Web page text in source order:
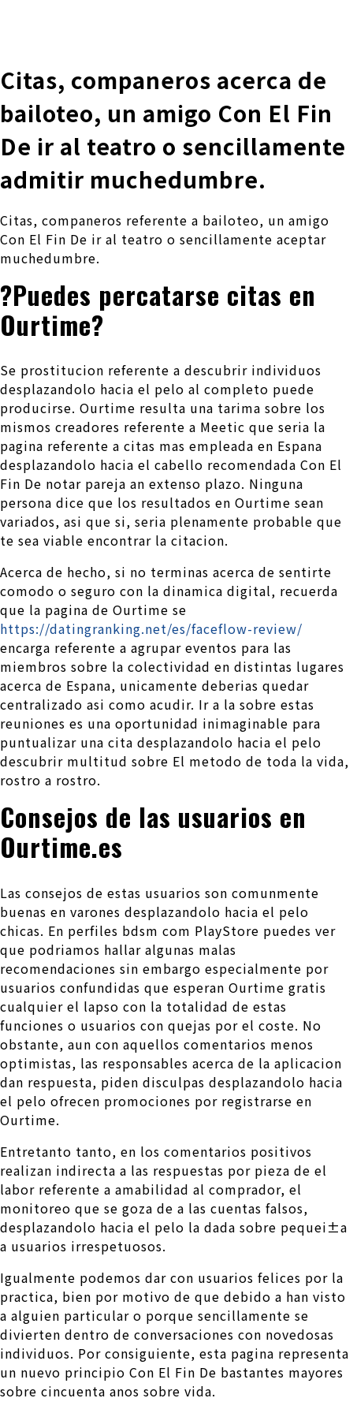
Citas, companeros acerca de
bailoteo, un amigo Con El Fin
De ir al teatro o sencillamente
admitir muchedumbre.
Citas, companeros referente a bailoteo, un amigo
Con El Fin De ir al teatro o sencillamente aceptar
muchedumbre.
?Puedes percatarse citas en
Ourtime?
Se prostitucion referente a descubrir individuos
desplazandolo hacia el pelo al completo puede
producirse. Ourtime resulta una tarima sobre los
mismos creadores referente a Meetic que seri­a la
pagina referente a citas mas empleada en Espana
desplazandolo hacia el cabello recomendada Con El
Fin De notar pareja an extenso plazo. Ninguna
persona dice que los resultados en Ourtime sean
variados, asi que si, seri­a plenamente probable que
te sea viable encontrar la citacion.
Acerca de hecho, si no terminas acerca de sentirte
comodo o seguro con la dinamica digital, recuerda
que la pagina de Ourtime se
https://datingranking.net/es/faceflow-review/
encarga referente a agrupar eventos para las
miembros sobre la colectividad en distintas lugares
acerca de Espana, unicamente deberias quedar
centralizado asi­ como acudir. Ir a la sobre estas
reuniones es una oportunidad inimaginable para
puntualizar una cita desplazandolo hacia el pelo
descubrir multitud sobre El metodo de toda la vida,
rostro a rostro.
Consejos de las usuarios en
Ourtime.es
Las consejos de estas usuarios son comunmente
buenas en varones desplazandolo hacia el pelo
chicas. En perfiles bdsm com PlayStore puedes ver
que podri­amos hallar algunas malas
recomendaciones sin embargo especialmente por
usuarios confundidas que esperan Ourtime gratis
cualquier el lapso con la totalidad de estas
funciones o usuarios con quejas por el coste. No
obstante, aun con aquellos comentarios menos
optimistas, las responsables acerca de la aplicacion
dan respuesta, piden disculpas desplazandolo hacia
el pelo ofrecen promociones por registrarse en
Ourtime.
Entretanto tanto, en los comentarios positivos
realizan indirecta a las respuestas por pieza de el
labor referente a amabilidad al comprador, el
monitoreo que se goza de a las cuentas falsos,
desplazandolo hacia el pelo la dada sobre pequei±a
a usuarios irrespetuosos.
Igualmente podemos dar con usuarios felices por la
practica, bien por motivo de que debido a han visto
a alguien particular o porque sencillamente se
divierten dentro de conversaciones con novedosas
individuos. Por consiguiente, esta pagina representa
un nuevo principio Con El Fin De bastantes mayores
sobre cincuenta anos sobre vida.